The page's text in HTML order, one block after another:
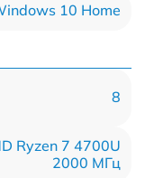
10 Home
8
Ryzen 7 4700U
2000 МГц